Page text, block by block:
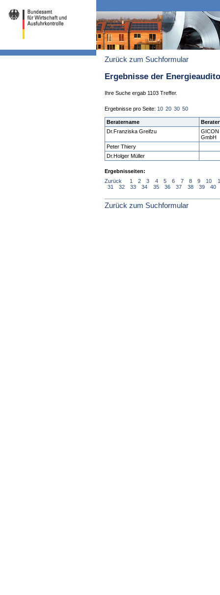
Zurück zum Suchformular
Ergebnisse der
Ihre Suche ergab 1103 Treffer.
Ergebnisse pro Seite: 10 20 30 50
Beratername
Dr.Franziska Greifzu
GICON
GmbH
Peter Thiery
Dr.Holger Müller
Ergebnisseiten:
Zurück
1 2 3 4 5 6 7 8 9 10
31
32 33 34 35 36 37 38 39 40
Zurück zum Suchformular